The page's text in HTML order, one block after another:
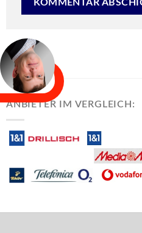
ANBIETER IM VERGLEICH: